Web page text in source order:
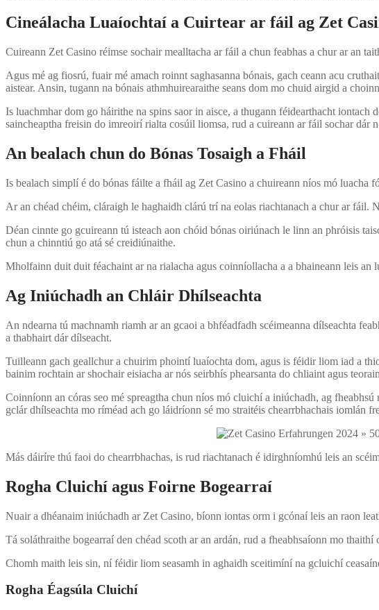
Cineálacha Luaíochtaí a Cuirtear ar fáil ag Zet
Cuireann Zet Casino réimse sochair mealltacha ar fáil a chun feabhas a chur ar an
Agus mé ag fiosrú, fuair mé amach roinnt saghasanna bónais, gach ceann acu
aistear. Ansin, tugann na bónais athmhuirearaithe seans dom mo chuid airgid a
Is luachmhar dom go háirithe na spins saor in aisce, a thugann féidearthacht
saincheaptha freisin do imreoirí rialta cosúil liomsa, rud a cuireann ar fáil sochar dár
An bealach chun do Bónas Tosaigh a Fháil
Is bealach simplí é do bónas fáilte a fháil ag Zet Casino a chuireann níos mó luacha
Ar an chéad chéim, cláraigh le haghaidh clárú trí na eolas riachtanach a chur ar
Déan cinnte go gcuireann tú isteach aon chóid bónas oiriúnach le linn an phróisis
chun a chinntiú go atá sé creidiúnaithe.
Mholfainn duit duit féachaint ar na rialacha agus coinníollacha a a bhaineann leis
Ag Iniúchadh an Chláir Dhílseachta
An ndearna tú machnamh riamh ar an gcaoi a bhféadfadh scéimeanna dílseachta
a thabhairt dár dílseacht.
Tuilleann gach geallchur a chuirim phointí luaíochta dom, agus is féidir liom iad a
bainim rochtain ar shochair eisiacha ar nós seirbhís phearsanta do chliaint agus
Coinníonn an córas seo mé spreagtha chun níos mó cluichí a iniúchadh, ag
gclár dhílseachta mo ríméad ach go láidríonn sé mo straitéis chearrbhachais iomlán
Más dáiríre thú faoi do chearrbhachas, is rud riachtanach é idirghníomhú leis an
Rogha Cluichí agus Foirne Bogearraí
Nuair a dhéanaim iniúchadh ar Zet Casino, bíonn iontas orm i gcónaí leis an raon
Tá soláthraithe bogearraí den chéad scoth ar an ardán, rud a fheabhsaíonn mo thaithí
Chomh maith leis sin, ní féidir liom seasamh in aghaidh sceitimíní na gcluichí
Rogha Éagsúla Cluichí